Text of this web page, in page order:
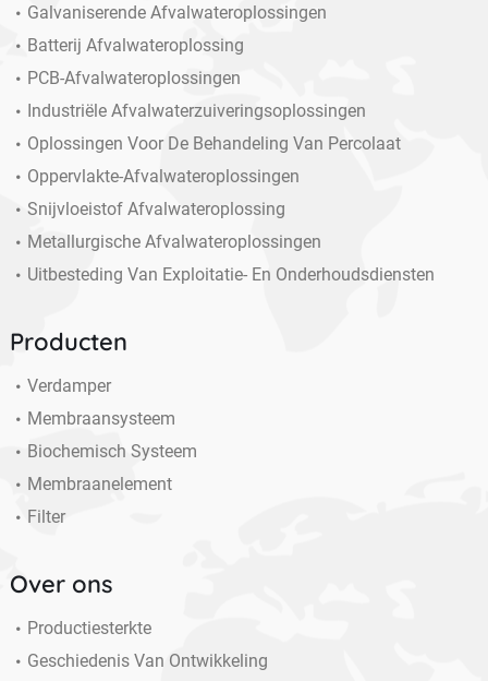
Galvaniserende Afvalwateroplossingen
Batterij Afvalwateroplossing
PCB-Afvalwateroplossingen
Industriële Afvalwaterzuiveringsoplossingen
Oplossingen Voor De Behandeling Van Percolaat
Oppervlakte-Afvalwateroplossingen
Snijvloeistof Afvalwateroplossing
Metallurgische Afvalwateroplossingen
Uitbesteding Van Exploitatie- En Onderhoudsdiensten
Producten
Verdamper
Membraansysteem
Biochemisch Systeem
Membraanelement
Filter
Over ons
Productiesterkte
Geschiedenis Van Ontwikkeling